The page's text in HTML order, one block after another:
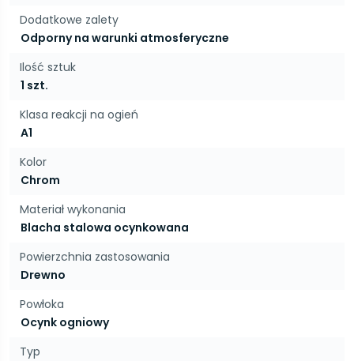
Dodatkowe zalety
Odporny na warunki atmosferyczne
Ilość sztuk
1 szt.
Klasa reakcji na ogień
A1
Kolor
Chrom
Materiał wykonania
Blacha stalowa ocynkowana
Powierzchnia zastosowania
Drewno
Powłoka
Ocynk ogniowy
Typ